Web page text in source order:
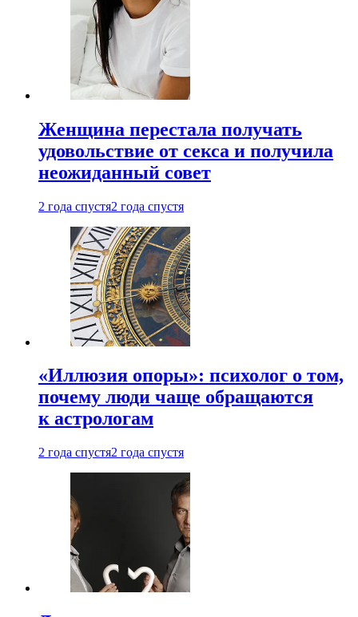
Женщина перестала получать
удовольствие от секса и получила
неожиданный совет
2 года спустя2 года спустя
«Иллюзия опоры»: психолог о том,
почему люди чаще обращаются
к астрологам
2 года спустя2 года спустя